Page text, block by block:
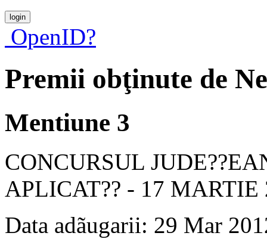
OpenID?
Premii obţinute de
Mentiune 3
CONCURSUL
APLICAT?? - 17 MARTIE
Data adãugarii: 29 Mar